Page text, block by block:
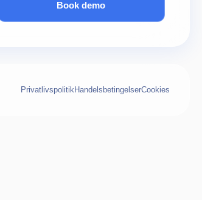
Book demo
PrivatlivspolitikHandelsbetingelserCookies